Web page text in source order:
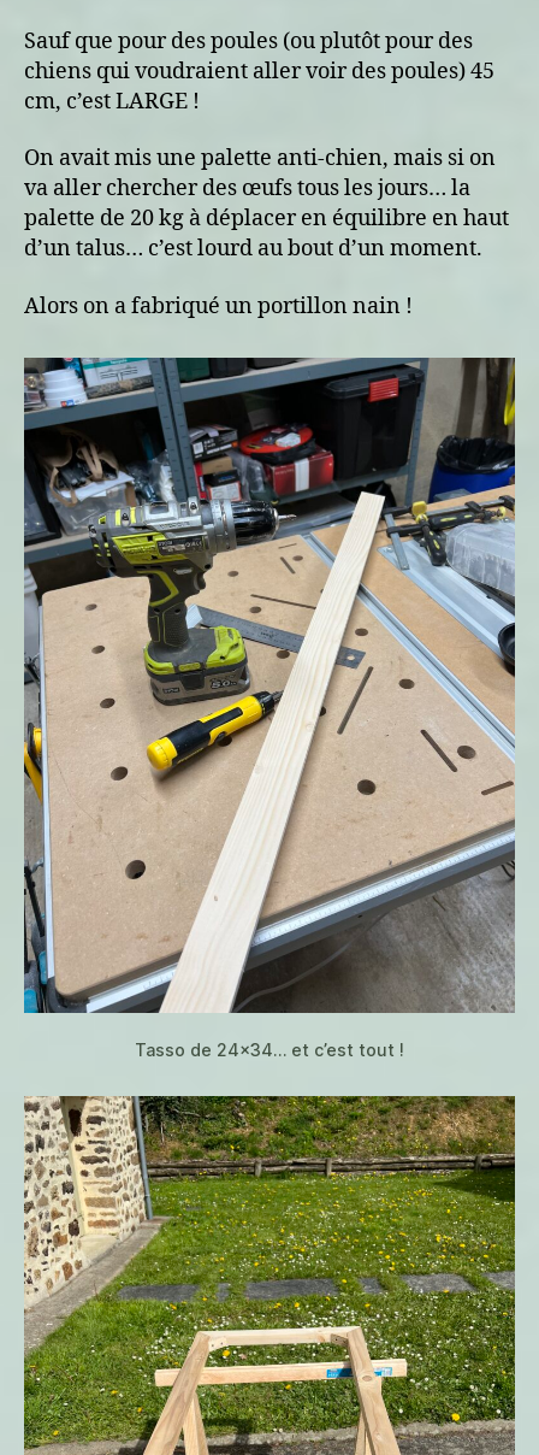
Sauf que pour des poules (ou plutôt pour des
chiens qui voudraient aller voir des poules) 45
cm, c’est LARGE !
On avait mis une palette anti-chien, mais si on
va aller chercher des œufs tous les jours… la
palette de 20 kg à déplacer en équilibre en haut
d’un talus… c’est lourd au bout d’un moment.
Alors on a fabriqué un portillon nain !
Tasso de 24×34… et c’est tout !